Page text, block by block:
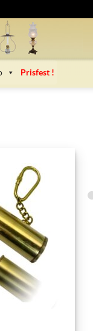
Prisfest !